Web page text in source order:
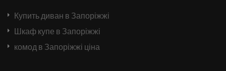
Купить диван в Запоріжжі
Шкаф купе в Запоріжжі
комод в Запоріжжі ціна